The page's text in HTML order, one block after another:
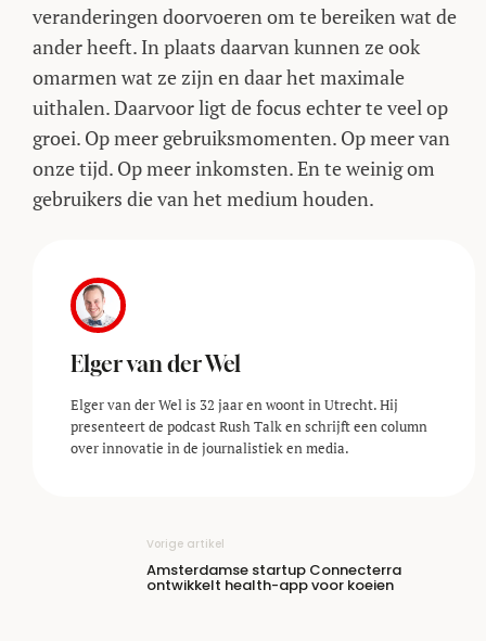
veranderingen doorvoeren om te bereiken wat de
ander heeft. In plaats daarvan kunnen ze ook
omarmen wat ze zijn en daar het maximale
uithalen. Daarvoor ligt de focus echter te veel op
groei. Op meer gebruiksmomenten. Op meer van
onze tijd. Op meer inkomsten. En te weinig om
gebruikers die van het medium houden.
Elger van der Wel
Elger van der Wel is 32 jaar en woont in Utrecht. Hij
presenteert de podcast Rush Talk en schrijft een column
over innovatie in de journalistiek en media.
Vorige artikel
Amsterdamse startup Connecterra
ontwikkelt health-app voor koeien